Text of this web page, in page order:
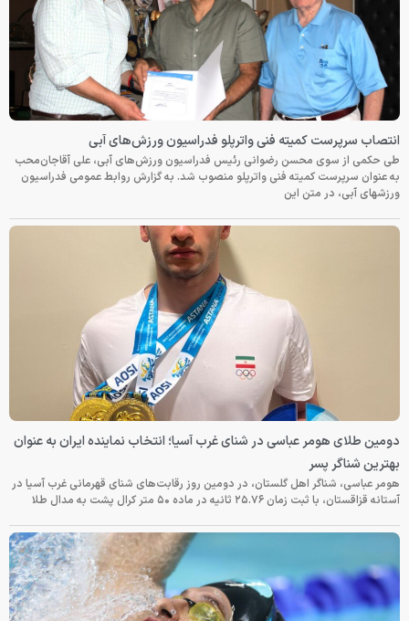
انتصاب سرپرست کمیته فنی واترپلو فدراسیون ورزش‌های آبی
طی حکمی از سوی محسن رضوانی رئیس فدراسیون ورزش‌های آبی، علی آقاجان‌محب
به عنوان سرپرست کمیته فنی واترپلو منصوب شد. به گزارش روابط عمومی فدراسیون
ورزشهای آبی، در متن این
دومین طلای هومر عباسی در شنای غرب آسیا؛ انتخاب نماینده ایران به عنوان
بهترین شناگر پسر
هومر عباسی، شناگر اهل گلستان، در دومین روز رقابت‌های شنای قهرمانی غرب آسیا در
آستانه قزاقستان، با ثبت زمان ۲۵.۷۶ ثانیه در ماده ۵۰ متر کرال پشت به مدال طلا